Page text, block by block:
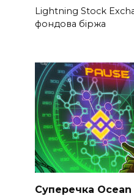
Lightning Stock
фондова біржа
Суперечка Ocean